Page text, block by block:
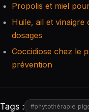
Propolis et miel
Huile, ail et vinaigre
dosages
Coccidiose chez le
prévention
Tags : #phytothérapie